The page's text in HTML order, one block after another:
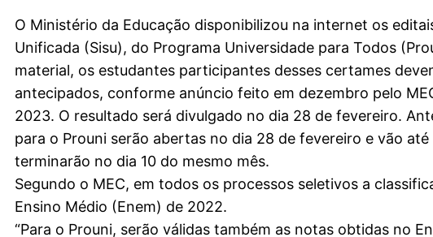
O Ministério da Educação disponibilizou na internet os
Unificada (Sisu), do Programa Universidade para Todos
material, os estudantes participantes desses certames
antecipados, conforme anúncio feito em dezembro pelo
2023. O resultado será divulgado no dia 28 de fevereiro.
para o Prouni serão abertas no dia 28 de fevereiro e vão
terminarão no dia 10 do mesmo mês.
Segundo o MEC, em todos os processos seletivos a
Ensino Médio (Enem) de 2022.
“Para o Prouni, serão válidas também as notas obtidas no